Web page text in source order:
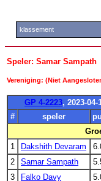
klassement
Speler: Samar Sampath
Vereniging: (Niet
GP 4-2223, 2023-
#
speler
1
Dakshith Devaram
2
Samar Sampath
3
Falko Davy